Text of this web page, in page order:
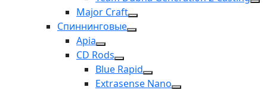
Major Craft
Спиннинговые
Apia
CD Rods
Blue Rapid
Extrasense Nano